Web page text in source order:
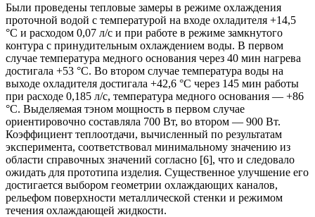
Были проведены тепловые замеры в режиме охлаждения
проточной водой с температурой на входе охладителя +14,5
°С и расходом 0,07 л/с и при работе в режиме замкнутого
контура с принудительным охлаждением воды. В первом
случае температура медного основания через 40 мин нагрева
достигала +53 °С. Во втором случае температура воды на
выходе охладителя достигала +42,6 °С через 145 мин работы
при расходе 0,185 л/с, температура медного основания — +86
°С. Выделяемая тэном мощность в первом случае
ориентировочно составляла 700 Вт, во втором — 900 Вт.
Коэффициент теплоотдачи, вычисленный по результатам
эксперимента, соответствовал минимальному значению из
области справочных значений согласно [6], что и следовало
ожидать для прототипа изделия. Существенное улучшение его
достигается выбором геометрии охлаждающих каналов,
рельефом поверхности металлической стенки и режимом
течения охлаждающей жидкости.